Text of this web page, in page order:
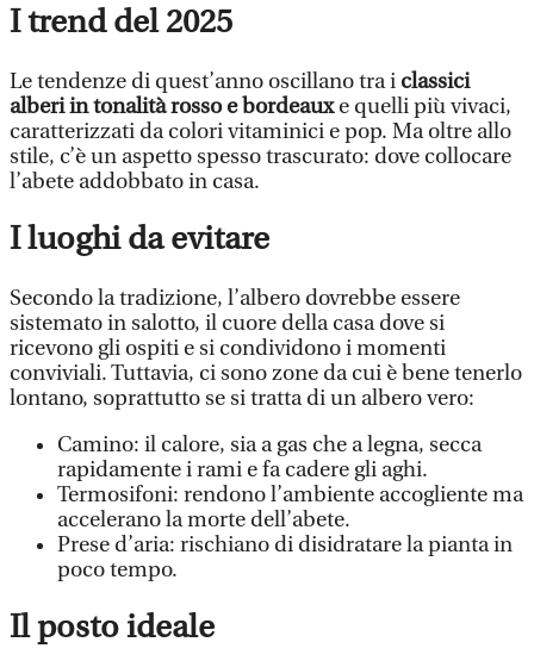
I trend del 2025
Le tendenze di quest’anno oscillano tra i classici
alberi in tonalità rosso e bordeauxe quelli più vivaci,
caratterizzati da colori vitaminici e pop. Ma oltre allo
stile, c’è un aspetto spesso trascurato: dove collocare
l’abete addobbato in casa.
I luoghi da evitare
Secondo la tradizione, l’albero dovrebbe essere
sistemato in salotto, il cuore della casa dove si
ricevono gli ospiti e si condividono i momenti
conviviali. Tuttavia, ci sono zone da cui è bene tenerlo
lontano, soprattutto se si tratta di un albero vero:
Camino: il calore, sia a gas che a legna, secca
rapidamente i rami e fa cadere gli aghi.
Termosifoni: rendono l’ambiente accogliente ma
accelerano la morte dell’abete.
Prese d’aria: rischiano di disidratare la pianta in
poco tempo.
Il posto ideale